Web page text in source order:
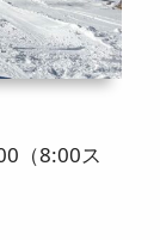
（8:00ス